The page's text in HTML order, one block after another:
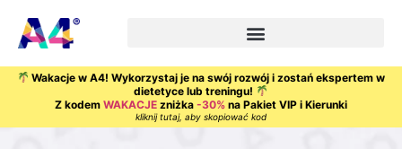
Wakacje w A4! Wykorzystaj je na swój rozwój i zostań ekspertem w
dietetyce lub treningu!
Z kodem WAKACJE zniżka -30% na Pakiet VIP i Kierunki
kliknij tutaj, aby skopiować kod